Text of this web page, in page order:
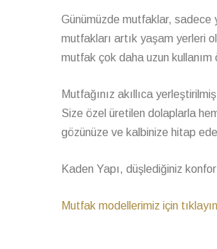
Günümüzde mutfaklar, sadece
mutfakları artık yaşam yerleri
mutfak çok daha uzun
Mutfağınız akıllıca
Size özel üretilen dolaplarla
gözünüze ve kalbinize hitap
Kaden Yapı, düşlediğiniz
Mutfak modellerimiz için